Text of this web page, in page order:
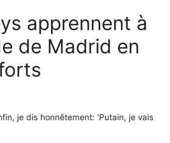
apprennent à
de Madrid en
je dis honnêtement: 'Putain, je vais